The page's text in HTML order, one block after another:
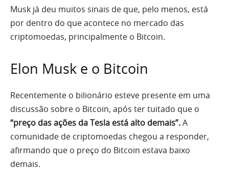
Musk já deu muitos sinais de que, pelo menos, está
por dentro do que acontece no mercado das
criptomoedas, principalmente o Bitcoin.
Elon Musk e o Bitcoin
Recentemente o bilionário esteve presente em uma
discussão sobre o Bitcoin, após ter tuitado que o
“preço das ações da Tesla está alto demais”.A
comunidade de criptomoedas chegou a responder,
afirmando que o preço do Bitcoin estava baixo
demais.